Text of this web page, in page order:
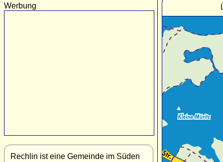
Werbung
Rechlin ist eine Gemeinde im Süden